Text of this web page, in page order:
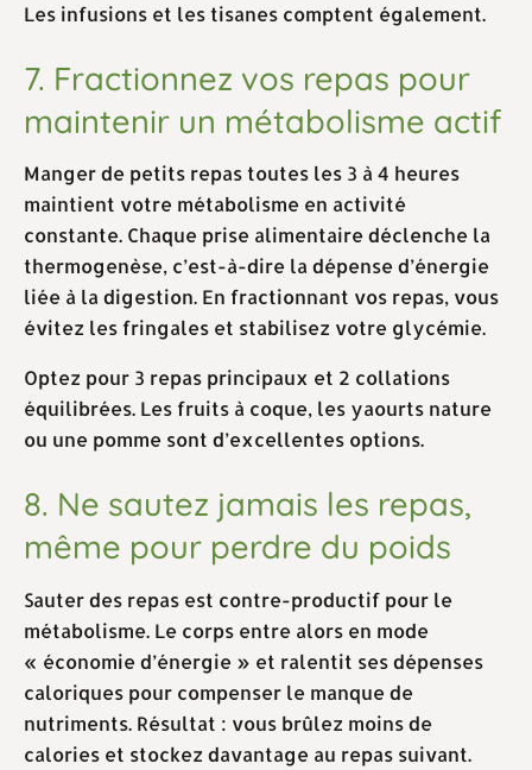
Les infusions et les tisanes comptent également.
7. Fractionnez vos repas pour
maintenir un métabolisme actif
Manger de petits repas toutes les 3 à 4 heures
maintient votre métabolisme en activité
constante. Chaque prise alimentaire déclenche la
thermogenèse, c’est-à-dire la dépense d’énergie
liée à la digestion. En fractionnant vos repas, vous
évitez les fringales et stabilisez votre glycémie.
Optez pour 3 repas principaux et 2 collations
équilibrées. Les fruits à coque, les yaourts nature
ou une pomme sont d’excellentes options.
8. Ne sautez jamais les repas,
même pour perdre du poids
Sauter des repas est contre-productif pour le
métabolisme. Le corps entre alors en mode
« économie d’énergie » et ralentit ses dépenses
caloriques pour compenser le manque de
nutriments. Résultat : vous brûlez moins de
calories et stockez davantage au repas suivant.